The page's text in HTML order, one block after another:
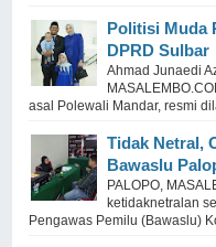
Politisi Muda
DPRD Sulbar
Ahmad Junaedi
asal Polewali Mandar, resmi
Tidak Netral,
Bawaslu
PALOPO,
ketidaknetralan
Pengawas Pemilu (Bawaslu)